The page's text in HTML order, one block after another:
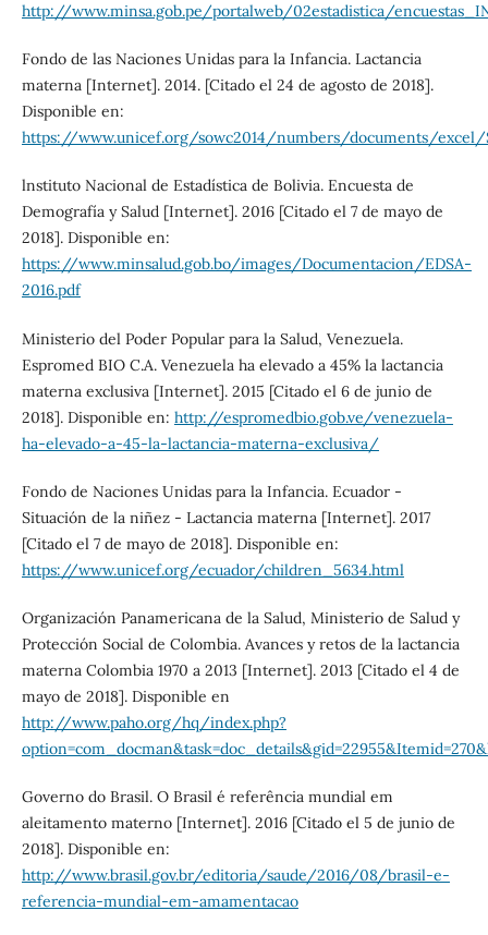
http://www.minsa.gob.pe/portalweb/02estadistica/
Fondo de las Naciones Unidas para la Infancia. Lactancia
materna [Internet]. 2014. [Citado el 24 de agosto de 2018].
Disponible en:
https://www.unicef.org/sowc2014/numbers/documents/excel/
lnstituto Nacional de Estadística de Bolivia. Encuesta de
Demografía y Salud [Internet]. 2016 [Citado el 7 de mayo de
2018]. Disponible en:
https://www.minsalud.gob.bo/images/Documentacion/EDSA-
2016.pdf
Ministerio del Poder Popular para la Salud, Venezuela.
Espromed BIO C.A. Venezuela ha elevado a 45% la lactancia
materna exclusiva [Internet]. 2015 [Citado el 6 de junio de
2018]. Disponible en: http://espromedbio.gob.ve/venezuela-
ha-elevado-a-45-la-lactancia-materna-exclusiva/
Fondo de Naciones Unidas para la Infancia. Ecuador -
Situación de la niñez - Lactancia materna [Internet]. 2017
[Citado el 7 de mayo de 2018]. Disponible en:
https://www.unicef.org/ecuador/children_5634.html
Organización Panamericana de la Salud, Ministerio de Salud y
Protección Social de Colombia. Avances y retos de la lactancia
materna Colombia 1970 a 2013 [Internet]. 2013 [Citado el 4 de
mayo de 2018]. Disponible en
http://www.paho.org/hq/index.php?
Governo do Brasil. O Brasil é referência mundial em
aleitamento materno [Internet]. 2016 [Citado el 5 de junio de
2018]. Disponible en:
http://www.brasil.gov.br/editoria/saude/2016/08/brasil-e-
referencia-mundial-em-amamentacao